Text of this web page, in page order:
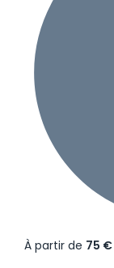
À partir de 75 €